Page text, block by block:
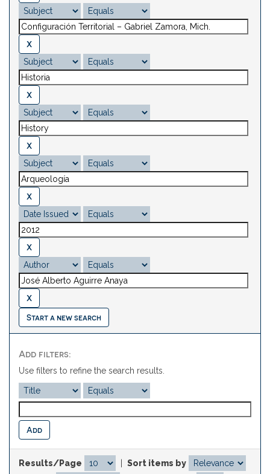
Start a new search
Add filters:
Use filters to refine the search results.
Results/Page
Sort items by